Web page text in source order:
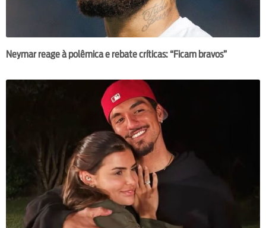
Neymar reage à polêmica e rebate críticas: “Ficam bravos”